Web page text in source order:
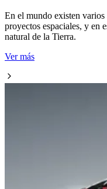
En el mundo existen varios
proyectos espaciales, y en
natural de la Tierra.
Ver más